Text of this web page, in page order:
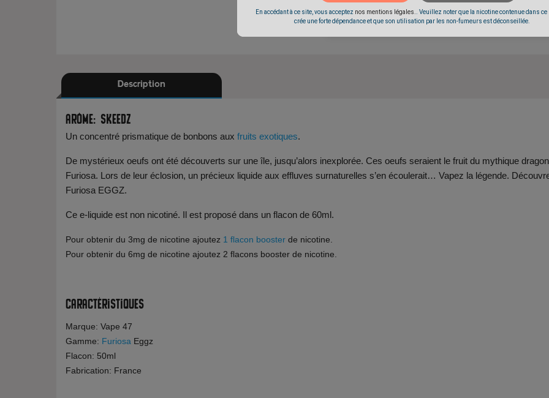
En accédant à ce site, vous acceptez nos mentions légales.. Veuillez noter que la nicotine contenue dans
crée une forte dépendance et que son utilisation par les non-fumeurs est déconseillée.
Livré à partir du Mercredi 12 Août 2026.
Description
Arôme: Skeedz
Un concentré prismatique de bonbons aux fruits exotiques.
De mystérieux oeufs ont été découverts sur une île, jusqu’alors inexplorée. Ces oeufs seraient le fruit du mythique dragon
Furiosa. Lors de leur éclosion, un précieux liquide aux effluves surnaturelles s’en écoulerait… Vapez la légende.
Furiosa EGGZ.
Ce e-liquide est non nicotiné. Il est proposé dans un flacon de 60ml.
Pour obtenir du 3mg de nicotine ajoutez 1 flacon booster de nicotine.
Pour obtenir du 6mg de nicotine ajoutez 2 flacons booster de nicotine.
Caractéristiques
Marque: Vape 47
Gamme: Furiosa Eggz
Flacon: 50ml
Fabrication: France